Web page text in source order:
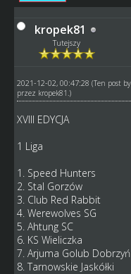
kropek81
Tutejszy
2021-12-02, 00:47:28 (Ten post
przez kropek81 .)
XVIII EDYCJA
1 Liga
1. Speed Hunters
2. Stal Gorzów
3. Club Red Rabbit
4. Werewolves SG
5. Ahtung SC
6. KS Wieliczka
7. Arjuma Golub Dobrzyń
8. Tarnowskie Jaskółki